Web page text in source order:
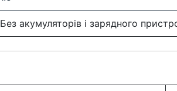
Без акумуляторів і зарядного